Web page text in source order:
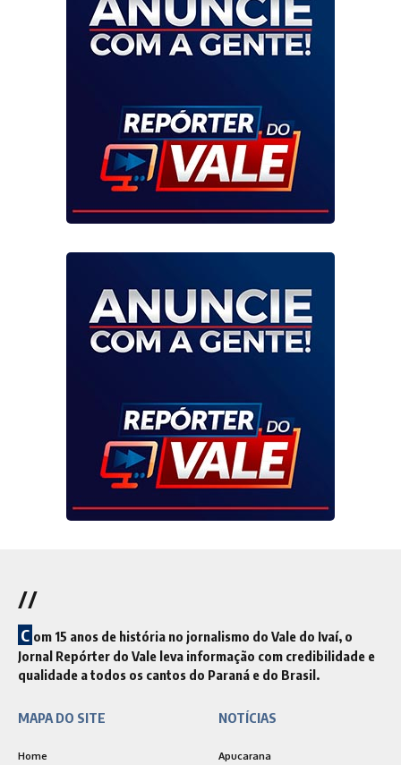
//
C om 15 anos de história no jornalismo do Vale do Ivaí, o
Jornal Repórter do Vale leva informação com credibilidade e
qualidade a todos os cantos do Paraná e do Brasil.
MAPA DO SITE
Home
NOTÍCIAS
Apucarana